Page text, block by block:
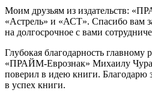
Моим друзьям из издательств:
«Астрель» и «АСТ». Спасибо вам
на долгосрочное с вами
Глубокая благодарность главному
«ПРАЙМ-Еврознак» Михаилу
поверил в идею книги. Благодарю
в успех книги.